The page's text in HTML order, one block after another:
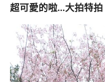
超可愛的啦…大拍特拍